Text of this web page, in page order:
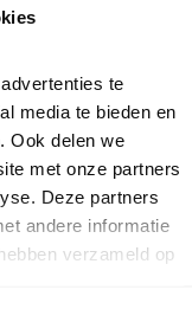
te
media te bieden en
Ook delen we
met onze partners
Deze partners
andere informatie
verzameld op
acties en tips